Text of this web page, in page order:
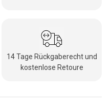
14 Tage Rückgaberecht und
kostenlose Retoure